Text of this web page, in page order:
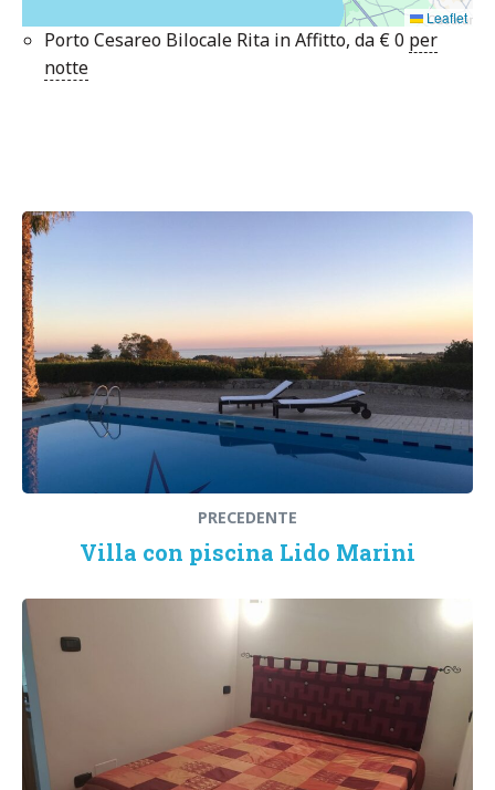
Leaflet
Porto Cesareo Bilocale Rita in Affitto, da € 0 per
notte
PRECEDENTE
Villa con piscina Lido Marini